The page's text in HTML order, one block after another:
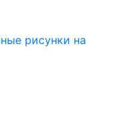
рисунки на